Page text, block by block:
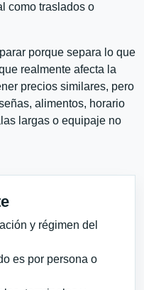
como traslados o
porque separa lo que
realmente afecta la
precios similares, pero
alimentos, horario
largas o equipaje no
y régimen del
es por persona o